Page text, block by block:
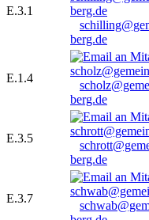
E.3.1
berg.de
E.1.4
berg.de
E.3.5
berg.de
E.3.7